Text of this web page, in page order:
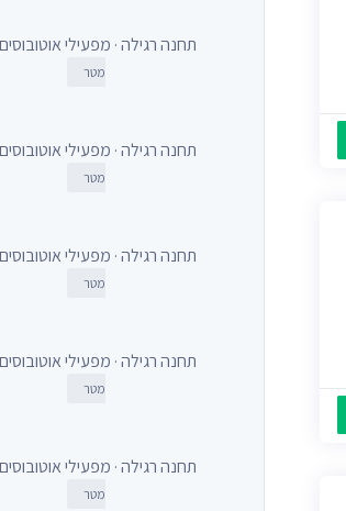
תחנה רגילה · מפעילי אוטובוסים
מטר
תחנה רגילה · מפעילי אוטובוסים
מטר
תחנה רגילה · מפעילי אוטובוסים
מטר
תחנה רגילה · מפעילי אוטובוסים
מטר
תחנה רגילה · מפעילי אוטובוסים
מטר